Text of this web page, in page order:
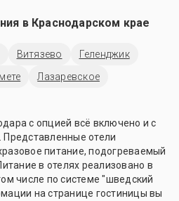
в Краснодарском крае
Витязево
Геленджик
Лазаревское
с опцией всё включено и с
Представленные отели
питание, подогреваемый
в отелях реализовано в
числе по системе "шведский
на странице гостиницы вы